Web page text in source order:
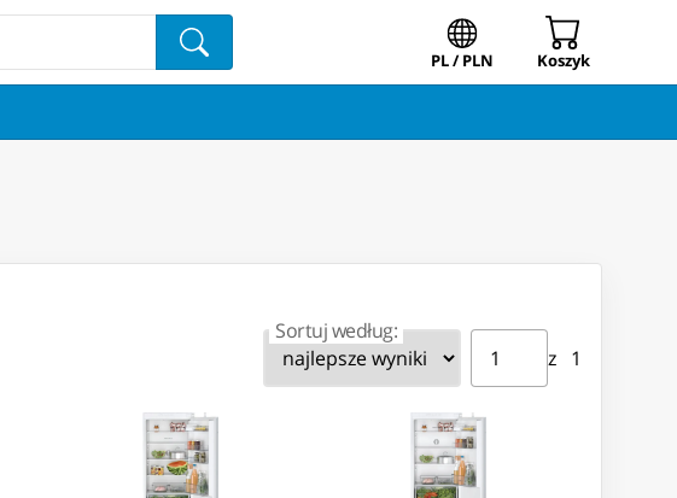
PL / PLN Koszyk
Sortuj według: Strona ⁨1⁩ z ⁨1⁩
z ⁨1⁩
Przejdź do strony